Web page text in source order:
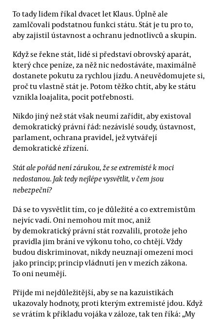
To tady lidem říkal dvacet let Klaus. Úplně ale
zamlčovali podstatnou funkci státu. Stát je tu pro to,
aby zajistil ústavnost a ochranu jednotlivců a skupin.
Když se řekne stát, lidé si představí obrovský aparát,
který chce peníze, za něž nic nedostáváte, maximálně
dostanete pokutu za rychlou jízdu. A neuvědomujete si,
proč tu vlastně stát je. Potom těžko chtít, aby ke státu
vznikla loajalita, pocit potřebnosti.
Nikdo jiný než stát však neumí zařídit, aby existoval
demokratický právní řád: nezávislé soudy, ústavnost,
parlament, ochrana pravidel, jež vytvářejí
demokratické zřízení.
Stát ale pořád není zárukou, že se extremisté k moci
nedostanou. Jak tedy nejlépe vysvětlit, v čem jsou
nebezpeční?
Dá se to vysvětlit tím, co je důležité a co extremistům
nejvíc vadí. Oni nemohou mít moc, aniž
by demokratický právní stát rozvalili, protože jeho
pravidla jim brání ve výkonu toho, co chtějí. Vždy
budou diskriminovat, nikdy neuznají omezení moci
jako princip; princip vládnutí jen v mezích zákona.
To oni neumějí.
Přijde mi nejdůležitější, aby se na kazuistikách
ukazovaly hodnoty, proti kterým extremisté jdou. Když
se vrátím k příkladu vojáka v záloze, tak ten říká: „My